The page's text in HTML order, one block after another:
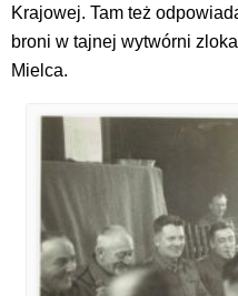
Krajowej. Tam też
broni w tajnej wytwórni
Mielca.